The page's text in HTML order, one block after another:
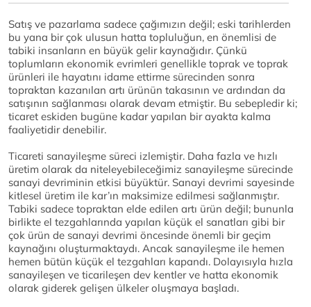
Satış ve pazarlama sadece çağımızın değil; eski tarihlerden
bu yana bir çok ulusun hatta topluluğun, en önemlisi de
tabiki insanların en büyük gelir kaynağıdır. Çünkü
toplumların ekonomik evrimleri genellikle toprak ve toprak
ürünleri ile hayatını idame ettirme sürecinden sonra
topraktan kazanılan artı ürünün takasının ve ardından da
satışının sağlanması olarak devam etmiştir. Bu sebepledir ki;
ticaret eskiden bugüne kadar yapılan bir ayakta kalma
faaliyetidir denebilir.
Ticareti sanayileşme süreci izlemiştir. Daha fazla ve hızlı
üretim olarak da niteleyebileceğimiz sanayileşme sürecinde
sanayi devriminin etkisi büyüktür. Sanayi devrimi sayesinde
kitlesel üretim ile kar’ın maksimize edilmesi sağlanmıştır.
Tabiki sadece topraktan elde edilen artı ürün değil; bununla
birlikte el tezgahlarında yapılan küçük el sanatları gibi bir
çok ürün de sanayi devrimi öncesinde önemli bir geçim
kaynağını oluşturmaktaydı. Ancak sanayileşme ile hemen
hemen bütün küçük el tezgahları kapandı. Dolayısıyla hızla
sanayileşen ve ticarileşen dev kentler ve hatta ekonomik
olarak giderek gelişen ülkeler oluşmaya başladı.